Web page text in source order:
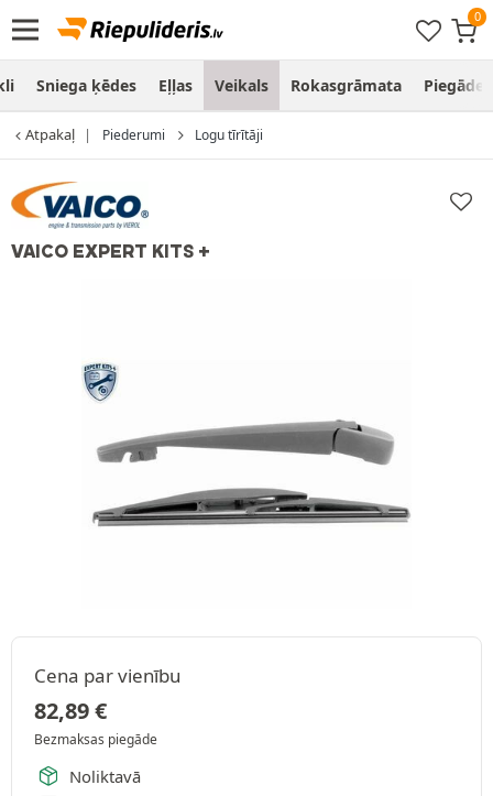
Sniega ķēdes Eļļas Veikals Rokasgrāmata Piegāde
Atpakaļ Piederumi Logu tīrītāji
VAICO EXPERT KITS +
Cena par vienību
82,89€
Bezmaksas piegāde
Noliktavā